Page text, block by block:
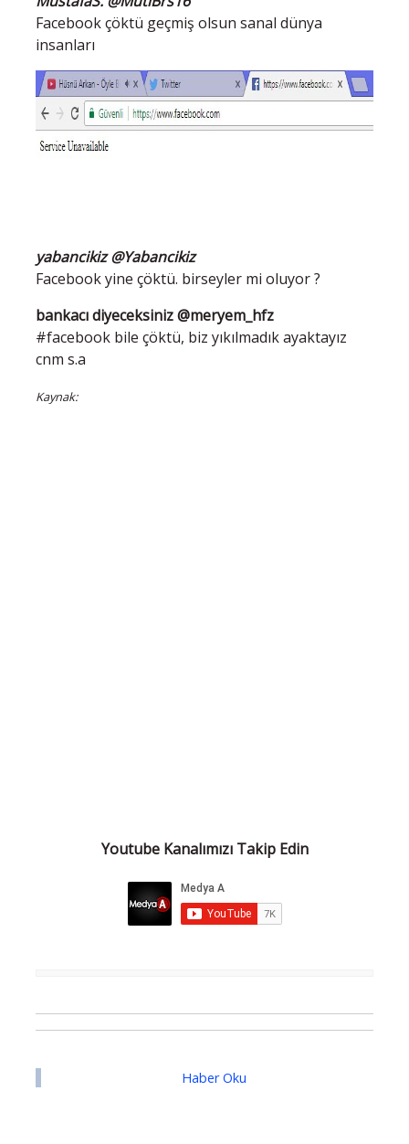
Facebook çöktü geçmiş olsun sanal dünya
insanları
yabancikiz @Yabancikiz
Facebook yine çöktü. birseyler mi oluyor ?
bankacı diyeceksiniz @meryem_hfz
#facebook bile çöktü, biz yıkılmadık ayaktayız
cnm s.a
Kaynak:
Youtube Kanalımızı Takip Edin
Haber Oku